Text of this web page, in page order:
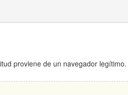
proviene de un navegador legítimo.